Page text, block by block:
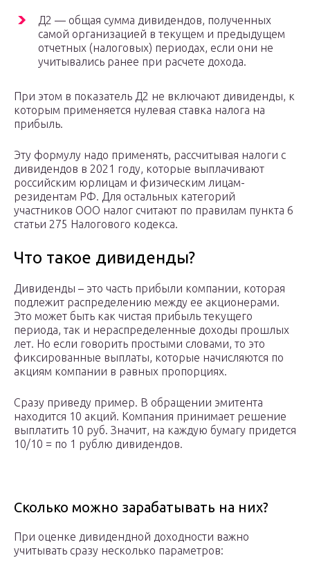
Д2 — общая сумма дивидендов, полученных
самой организацией в текущем и предыдущем
отчетных (налоговых) периодах, если они не
учитывались ранее при расчете дохода.
При этом в показатель Д2 не включают дивиденды, к
которым применяется нулевая ставка налога на
прибыль.
Эту формулу надо применять, рассчитывая налоги с
дивидендов в 2021 году, которые выплачивают
российским юрлицам и физическим лицам-
резидентам РФ. Для остальных категорий
участников ООО налог считают по правилам пункта 6
статьи 275 Налогового кодекса.
Что такое дивиденды?
Дивиденды – это часть прибыли компании, которая
подлежит распределению между ее акционерами.
Это может быть как чистая прибыль текущего
периода, так и нераспределенные доходы прошлых
лет. Но если говорить простыми словами, то это
фиксированные выплаты, которые начисляются по
акциям компании в равных пропорциях.
Сразу приведу пример. В обращении эмитента
находится 10 акций. Компания принимает решение
выплатить 10 руб. Значит, на каждую бумагу придется
10/10 = по 1 рублю дивидендов.
Сколько можно зарабатывать на них?
При оценке дивидендной доходности важно
учитывать сразу несколько параметров: